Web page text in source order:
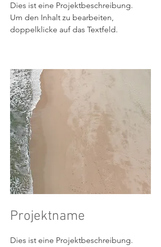
Dies ist eine Projektbeschreibung.
Um den Inhalt zu bearbeiten,
doppelklicke auf das Textfeld.
Projektname
Dies ist eine Projektbeschreibung.